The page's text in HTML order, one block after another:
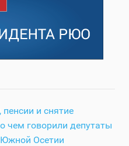
и снятие
чем говорили депутаты
Осетии